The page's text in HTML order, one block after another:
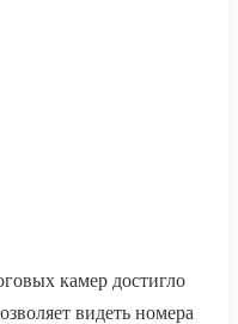
камер достигло
видеть номера